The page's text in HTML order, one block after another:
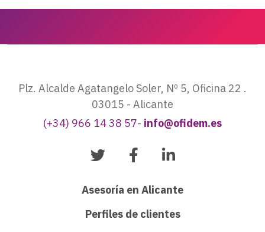
Plz. Alcalde Agatangelo Soler, Nº 5, Oficina 22 .
03015 - Alicante
(+34) 966 14 38 57- info@ofidem.es
Asesoría en Alicante
Perfiles de clientes